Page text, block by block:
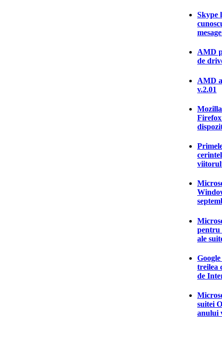
Skype
AMD
de
AMD
v.2.01
pentru
ale
treilea
de
suitei
anului